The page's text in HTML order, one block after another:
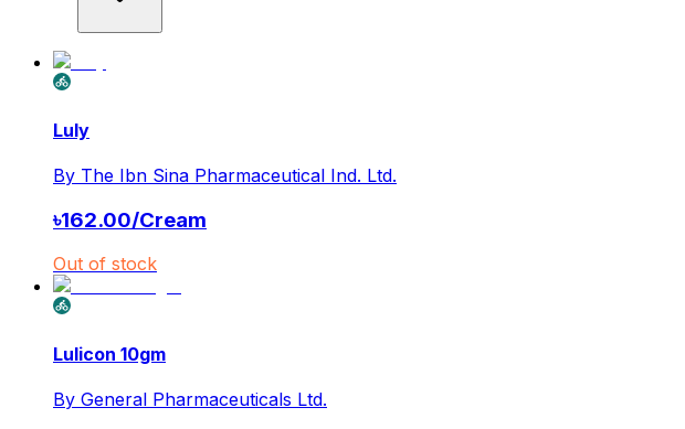
Luly
By The Ibn Sina Pharmaceutical Ind. Ltd.
৳162.00/Cream
Out of stock
Lulicon 10gm
By General Pharmaceuticals Ltd.